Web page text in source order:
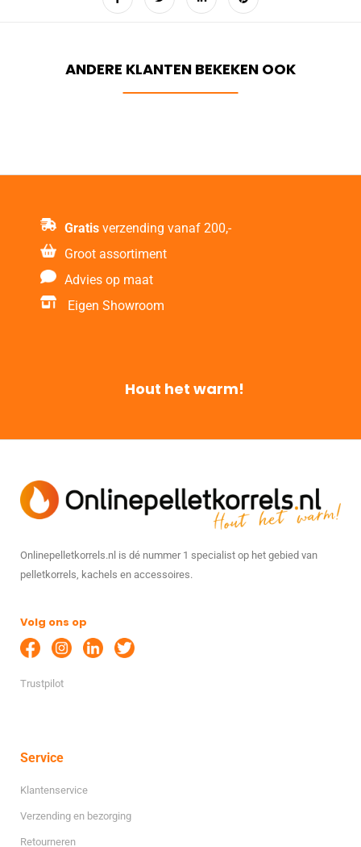
Gratis verzending vanaf 200,-
Groot assortiment
Advies op maat
Eigen Showroom
Hout het warm!
Onlinepelletkorrels.nl is dé nummer 1 specialist op het gebied van
pelletkorrels, kachels en accessoires.
Volg ons op
Trustpilot
Service
Klantenservice
Verzending en bezorging
Retourneren